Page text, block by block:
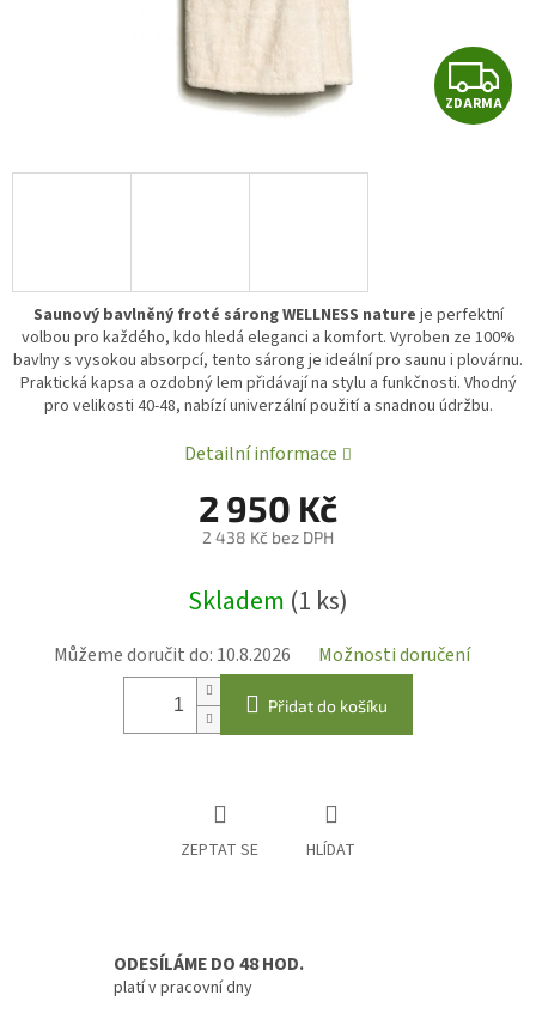
Z
D
A
ZDARMA
2 950 Kč
2 438 Kč bez DPH
cena:
Skladem (1 ks)
Můžeme doručit do: 10.8.2026 Možnosti doručení
Přidat do košíku
Saunový bavlněný froté sárong WELLNESS nature je perfektní
volbou pro každého, kdo hledá eleganci a komfort. Vyroben ze 100%
bavlny s vysokou absorpcí, tento sárong je ideální pro saunu i plovárnu.
Praktická kapsa a ozdobný lem přidávají na stylu a funkčnosti. Vhodný
pro velikosti 40-48, nabízí univerzální použití a snadnou údržbu.
Detailní informace
ZEPTAT SE HLÍDAT
ODESÍLÁME DO 48 HOD.
platí v pracovní dny